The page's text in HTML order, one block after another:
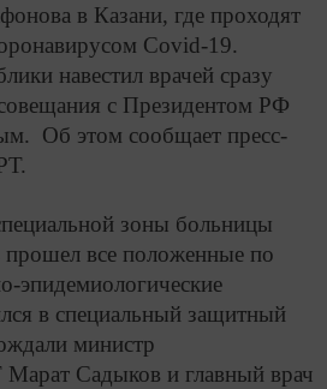
в Казани, где проходят
Covid-19.
навестил врачей сразу
с Президентом РФ
Об этом сообщает пресс-
зоны больницы
все положенные по
эпидемиологические
в специальный защитный
министр
Марат Садыков и главный врач